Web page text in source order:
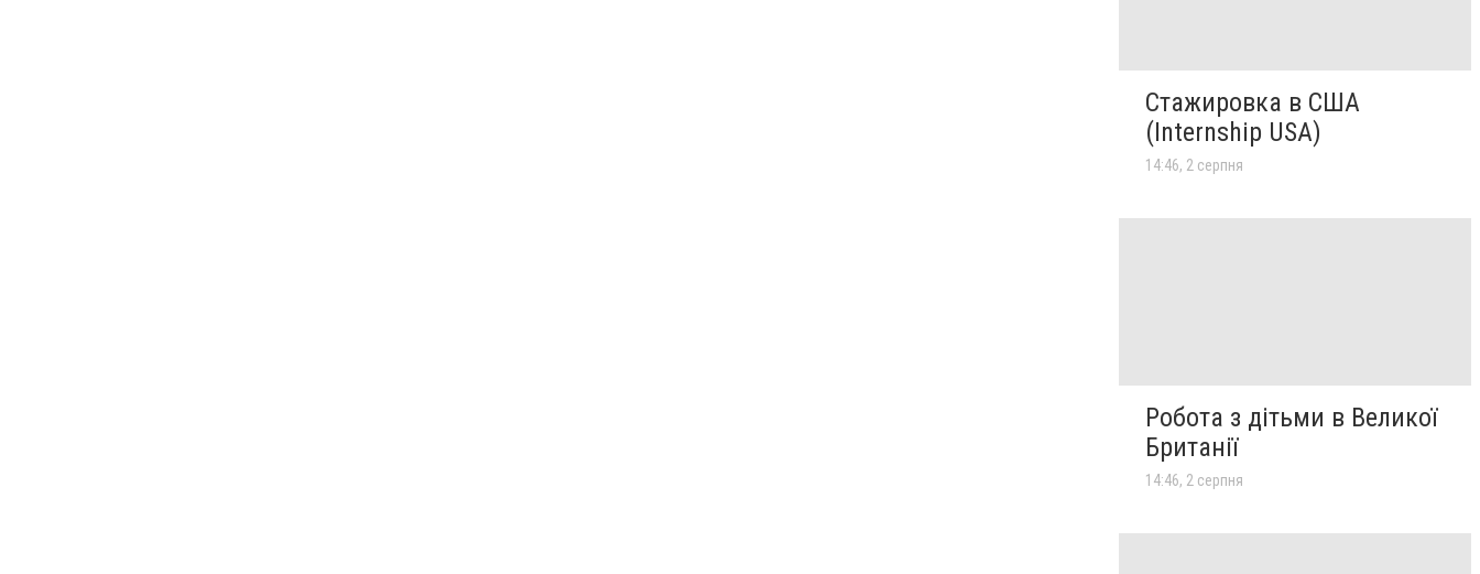
Стажировка в США
(Internship USA)
14:46, 2 серпня
Робота з дітьми в Великої
Британії
14:46, 2 серпня